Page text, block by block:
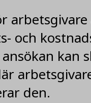
och
kan
den.